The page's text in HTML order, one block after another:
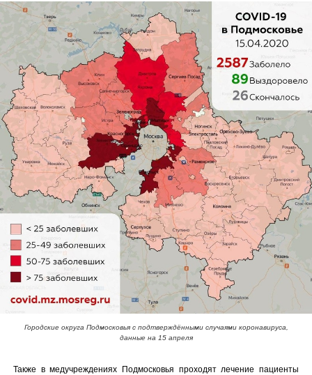
Городские округа Подмосковья с подтверждёнными случаями коронавируса,
данные на 15 апреля
Также в медучреждениях Подмосковья проходят лечение пациенты